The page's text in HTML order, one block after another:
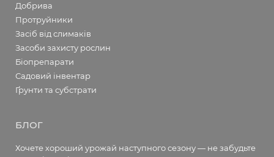
Добрива
Протруйники
Засіб від слимаків
Засоби захисту рослин
Біопрепарати
Садовий інвентар
Ґрунти та субстрати
БЛОГ
Хочете хороший урожай наступного сезону — не забудьте